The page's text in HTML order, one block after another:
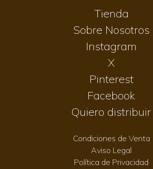
Tienda
Sobre Nosotros
Instagram
X
Pinterest
Facebook
Quiero distribuir
Condiciones de Venta
Aviso Legal
Política de Privacidad